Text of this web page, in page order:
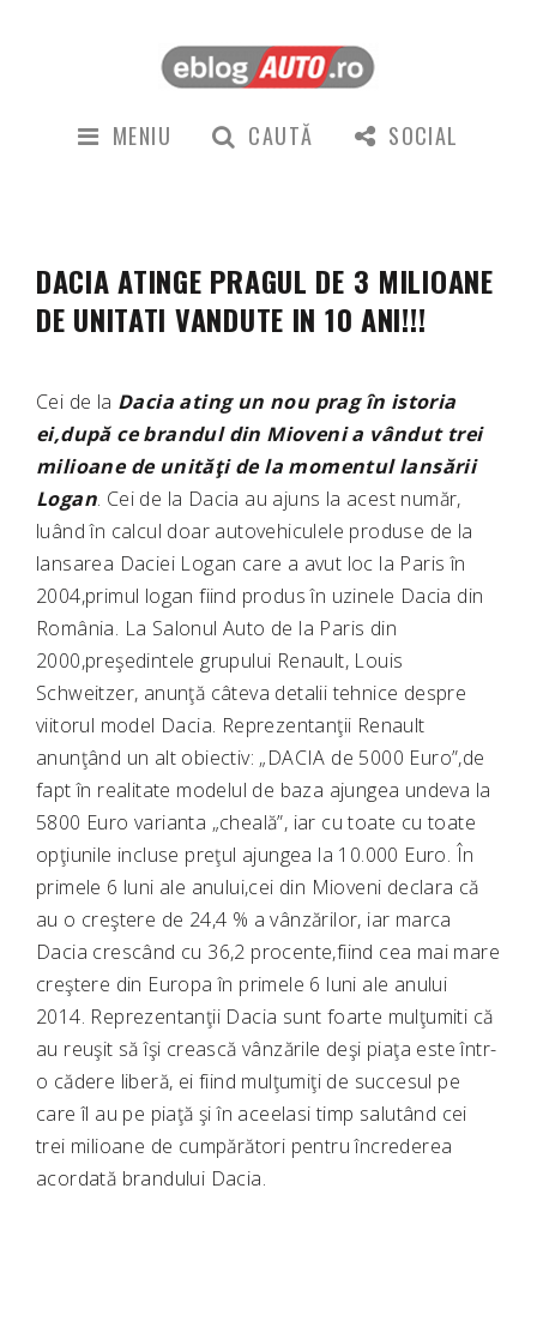
MENIU CAUTĂ SOCIAL
DACIA ATINGE PRAGUL DE 3 MILIOANE
DE UNITATI VANDUTE IN 10 ANI!!!
Cei de la Dacia ating un nou prag în istoria
ei,după ce brandul din Mioveni a vândut trei
milioane de unităţi de la momentul lansării
Logan. Cei de la Dacia au ajuns la acest număr,
luând în calcul doar autovehiculele produse de la
lansarea Daciei Logan care a avut loc la Paris în
2004,primul logan fiind produs în uzinele Dacia din
România. La Salonul Auto de la Paris din
2000,preşedintele grupului Renault, Louis
Schweitzer, anunţă câteva detalii tehnice despre
viitorul model Dacia. Reprezentanţii Renault
anunţând un alt obiectiv: „DACIA de 5000 Euro”,de
fapt în realitate modelul de baza ajungea undeva la
5800 Euro varianta „cheală”, iar cu toate cu toate
opţiunile incluse preţul ajungea la 10.000 Euro. În
primele 6 luni ale anului,cei din Mioveni declara că
au o creştere de 24,4 % a vânzărilor, iar marca
Dacia crescând cu 36,2 procente,fiind cea mai mare
creştere din Europa în primele 6 luni ale anului
2014. Reprezentanţii Dacia sunt foarte mulţumiti că
au reuşit să îşi crească vânzările deşi piaţa este într-
o cădere liberă, ei fiind mulţumiţi de succesul pe
care îl au pe piaţă şi în aceelasi timp salutând cei
trei milioane de cumpărători pentru încrederea
acordată brandului Dacia.